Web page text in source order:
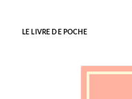
LE LIVRE DE POCHE